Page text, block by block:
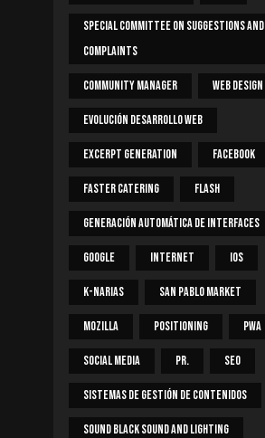
Special Committee On Suggestions And
Complaints
Community Manager Web Design
Evolución Desarrollo Web
Excerpt Generation Facebook
Faster Catering Flash
Generación Automática De Interfaces
Google Internet IOS
K-Narias San Pablo Market
Mozilla Positioning PWA
Social Media PR. SEO
Sistemas De Gestión De Contenidos
Sound Black Sound And Lighting